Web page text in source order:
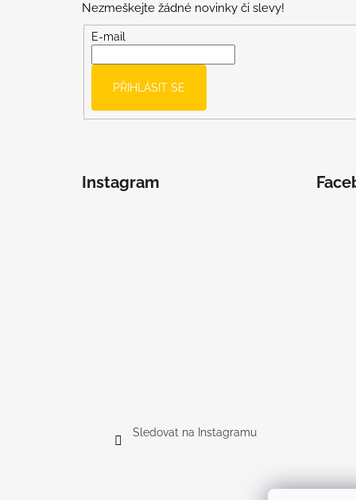
Nezmeškejte žádné novinky či slevy!
E-mail
PŘIHLÁSIT SE
Instagram
Sledovat na Instagramu